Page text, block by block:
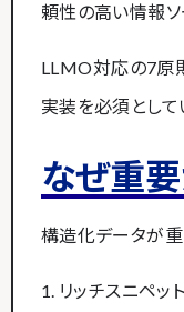
頼性の高い情報ソ
LLMO対応の7原
実装を必須として
なぜ重
構造化データが重
1. リッチスニペッ